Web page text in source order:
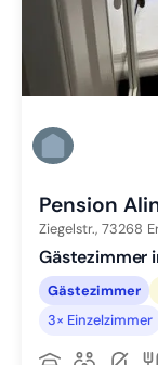
Pension
Ziegelstr., 73268
Gästezimmer
Gästezimmer
3× Einzelzimmer